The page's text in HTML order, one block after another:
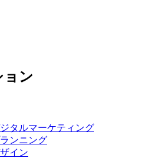
ョン
タルマーケティング
ンニング
イン